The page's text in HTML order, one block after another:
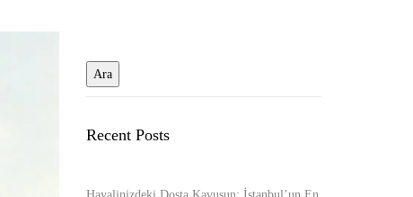
Recent Posts
Hayalinizdeki Dosta Kavuşun: İstanbul’un En